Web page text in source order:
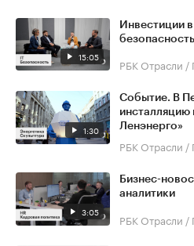
15:05
Инвестиции
безопасность
РБК Отрасли /
1:30
Событие. В
инсталляцию
Ленэнерго»
РБК Отрасли /
3:05
Бизнес-
аналитики
РБК Отрасли /